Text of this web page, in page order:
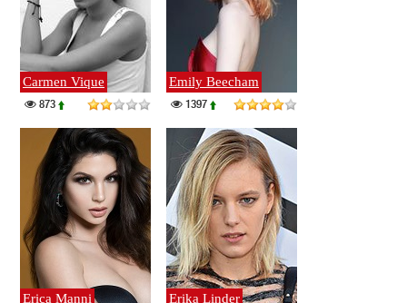
Carmen Vique
873
Emily Beecham
1397
Erica Manni Erika Linder